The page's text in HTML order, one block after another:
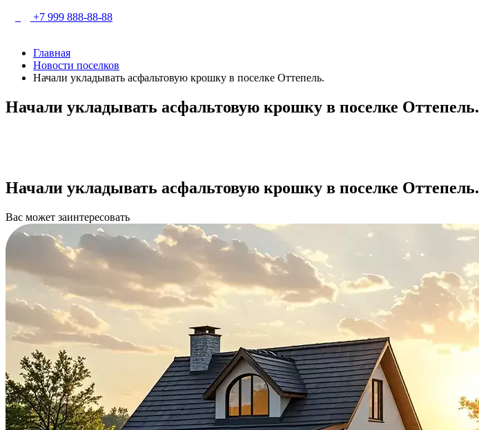
+7 999 888-88-88
Главная
Новости поселков
Начали укладывать асфальтовую крошку в поселке Оттепель.
Начали укладывать асфальтовую крошку в поселке Оттепель.
Начали укладывать асфальтовую крошку в поселке Оттепель.
Вас может заинтересовать